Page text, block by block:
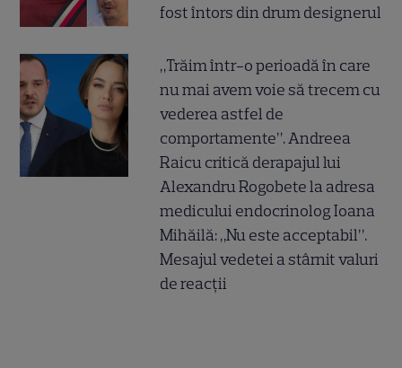
fost întors din drum designerul
„Trăim într-o perioadă în care
nu mai avem voie să trecem cu
vederea astfel de
comportamente”. Andreea
Raicu critică derapajul lui
Alexandru Rogobete la adresa
medicului endocrinolog Ioana
Mihăilă: „Nu este acceptabil”.
Mesajul vedetei a stârnit valuri
de reacții